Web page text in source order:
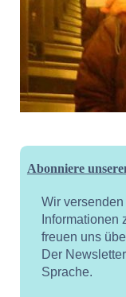
Abonniere
Wir
Informationen
freuen uns
Der
Sprache.